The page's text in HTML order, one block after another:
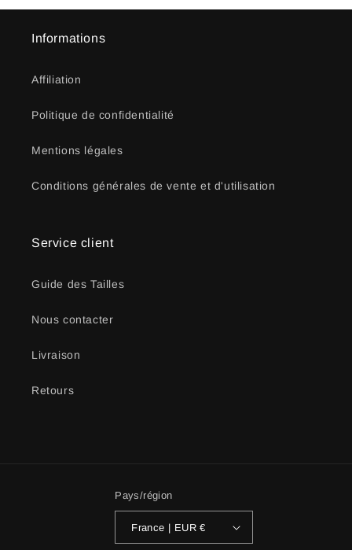
Informations
Affiliation
Politique de confidentialité
Mentions légales
Conditions générales de vente et d'utilisation
Service client
Guide des Tailles
Nous contacter
Livraison
Retours
Pays/région
France | EUR €